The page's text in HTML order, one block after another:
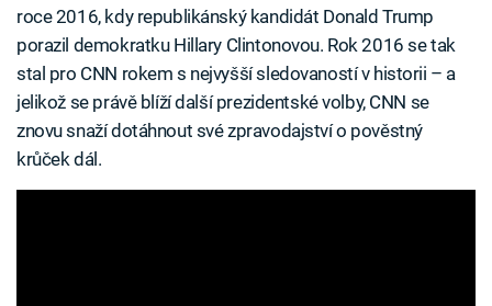
roce 2016, kdy republikánský kandidát Donald Trump
porazil demokratku Hillary Clintonovou. Rok 2016 se tak
stal pro CNN rokem s nejvyšší sledovaností v historii – a
jelikož se právě blíží další prezidentské volby, CNN se
znovu snaží dotáhnout své zpravodajství o pověstný
krůček dál.